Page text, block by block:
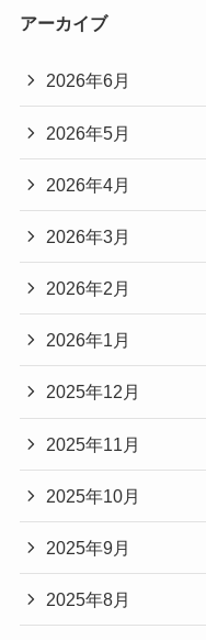
アーカイブ
2026年6月
2026年5月
2026年4月
2026年3月
2026年2月
2026年1月
2025年12月
2025年11月
2025年10月
2025年9月
2025年8月